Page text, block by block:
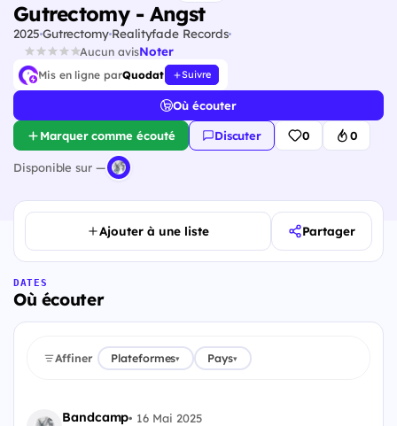
Gutrectomy - Angst
2025 Gutrectomy Realityfade Records
Aucun avisNoter
Mis en ligne parQuodat Suivre
Où écouter
Marquer comme écouté Discuter 0 0
Disponible sur —
Ajouter à une liste Partager
DATES
Où écouter
Affiner Plateformes▾ Pays▾
Bandcamp• 16 Mai 2025